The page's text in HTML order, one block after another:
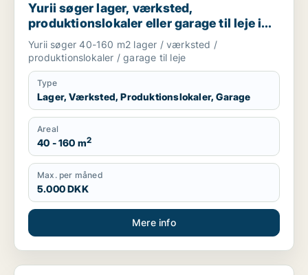
Yurii søger lager, værksted,
produktionslokaler eller garage til leje i
Region Sjælland
Yurii søger 40-160 m2 lager / værksted /
produktionslokaler / garage til leje
Type
Lager, Værksted, Produktionslokaler, Garage
Areal
40 - 160 m2
Max. per måned
5.000 DKK
Mere info